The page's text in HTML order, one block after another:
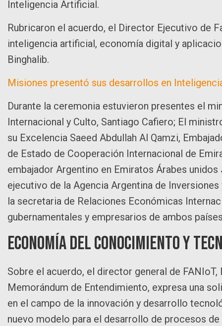
Inteligencia Artificial.
Rubricaron el acuerdo, el Director Ejecutivo de
inteligencia artificial, economía digital y
Binghalib.
Misiones presentó sus desarrollos en
Durante la ceremonia estuvieron presentes el
Internacional y Culto, Santiago Cafiero; El
su Excelencia Saeed Abdullah Al Qamzi,
de Estado de Cooperación Internacional de
embajador Argentino en Emiratos Árabes
ejecutivo de la Agencia Argentina de
la secretaria de Relaciones Económicas
gubernamentales y empresarios de ambos
Economía del Conocimiento y
Sobre el acuerdo, el director general de
Memorándum de Entendimiento, expresa una
en el campo de la innovación y desarrollo
nuevo modelo para el desarrollo de procesos